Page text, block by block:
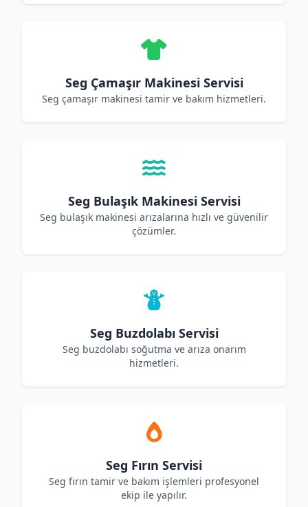
Seg Çamaşır Makinesi Servisi
Seg çamaşır makinesi tamir ve bakım hizmetleri.
Seg Bulaşık Makinesi Servisi
Seg bulaşık makinesi arızalarına hızlı ve güvenilir
çözümler.
Seg Buzdolabı Servisi
Seg buzdolabı soğutma ve arıza onarım
hizmetleri.
Seg Fırın Servisi
Seg fırın tamir ve bakım işlemleri profesyonel
ekip ile yapılır.